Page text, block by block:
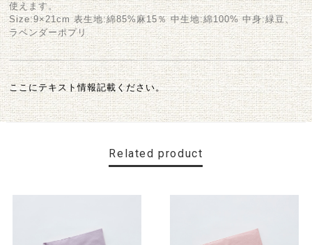
使えます。
Size:9×21cm 表生地:綿85%麻15％ 中生地:綿100% 中身:緑豆、
ラベンダーポプリ
ここにテキスト情報記載ください。
Related product